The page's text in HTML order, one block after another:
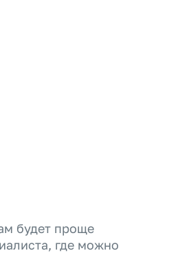
будет проще
где можно